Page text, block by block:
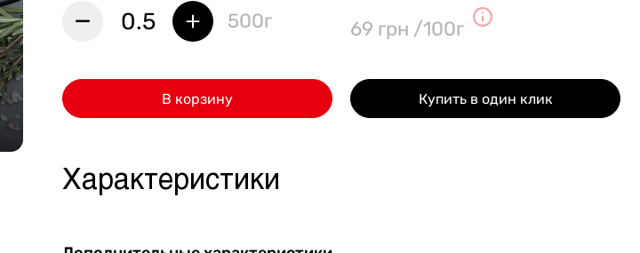
0.5 500г 69 грн /100г
В корзину Купить в один клик
Характеристики